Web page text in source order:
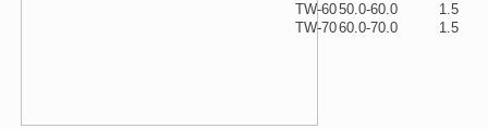
TW-6050.0-60.0
1.5
TW-7060.0-70.0 1.5